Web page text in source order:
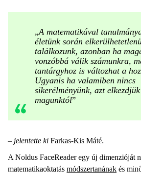
„A matematikával
életünk során
találkozunk, azonban ha
vonzóbbá válik számunkra,
tantárgyhoz is változhat a
Ugyanis ha valamiben nincs
sikerélményünk, azt
magunktól”
– jelentette ki Farkas-Kis Máté.
A Noldus FaceReader egy új dimenzióját
matematikaoktatás módszertanának és